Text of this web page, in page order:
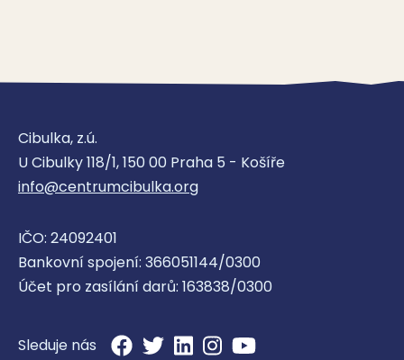
Cibulka, z.ú.
U Cibulky 118/1, 150 00 Praha 5 - Košíře
info@centrumcibulka.org
IČO: 24092401
Bankovní spojení: 366051144/0300
Účet pro zasílání darů: 163838/0300
Sleduje nás